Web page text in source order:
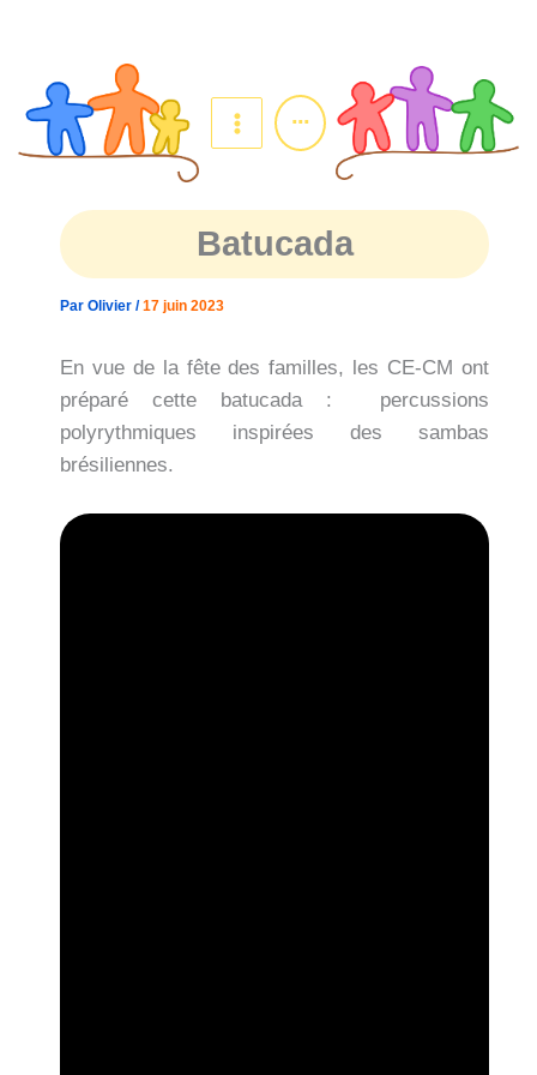
...
Batucada
Par Olivier /17 juin 2023
En vue de la fête des familles, les CE-CM ont
préparé cette batucada : percussions
polyrythmiques inspirées des sambas
brésiliennes.